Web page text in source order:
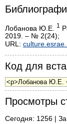
Лобанова Ю.Е. 1
2019. – № 2(24);
URL:
Код для
Просмотры
Сегодня: 1256 |